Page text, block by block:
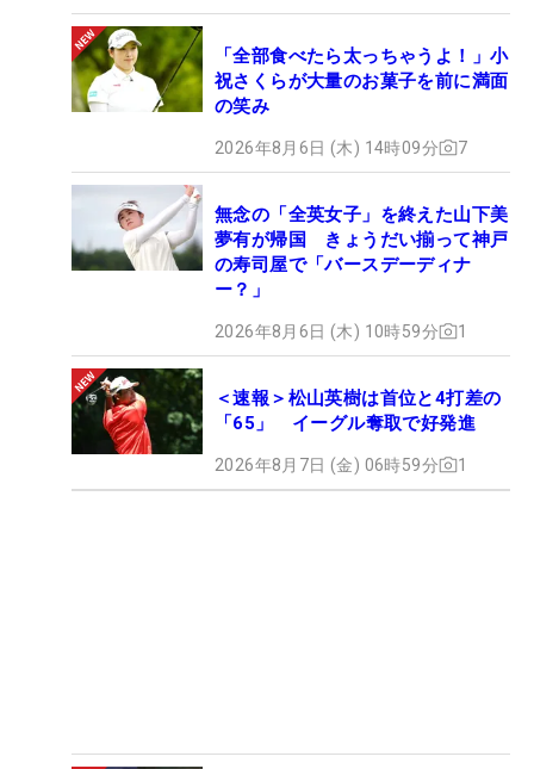
「全部食べたら太っちゃうよ！」小
祝さくらが大量のお菓子を前に満面
の笑み
2026年8月6日 (木) 14時09分 7
無念の「全英女子」を終えた山下美
夢有が帰国 きょうだい揃って神戸
の寿司屋で「バースデーディナ
ー？」
2026年8月6日 (木) 10時59分 1
＜速報＞松山英樹は首位と4打差の
「65」 イーグル奪取で好発進
2026年8月7日 (金) 06時59分 1